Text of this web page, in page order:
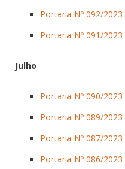
Portaria Nº 092/2023
Portaria Nº 091/2023
Julho
Portaria Nº 090/2023
Portaria Nº 089/2023
Portaria Nº 087/2023
Portaria Nº 086/2023